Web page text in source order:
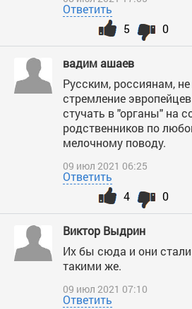
Ответить
0
5
вадим ашаев
Русским, россиянам, не
стремление
стучать в "органы" на
родственников по
мелочному поводу.
09 июл 2021 06:25
Ответить
0
4
Виктор Выдрин
Их бы сюда и они
такими же.
09 июл 2021 07:10
Ответить